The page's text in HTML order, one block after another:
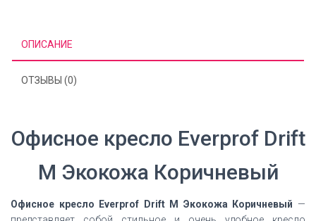
ОПИСАНИЕ
ОТЗЫВЫ (0)
Офисное кресло Everprof Drift
M Экокожа Коричневый
Офисное кресло Everprof Drift M Экокожа Коричневый —